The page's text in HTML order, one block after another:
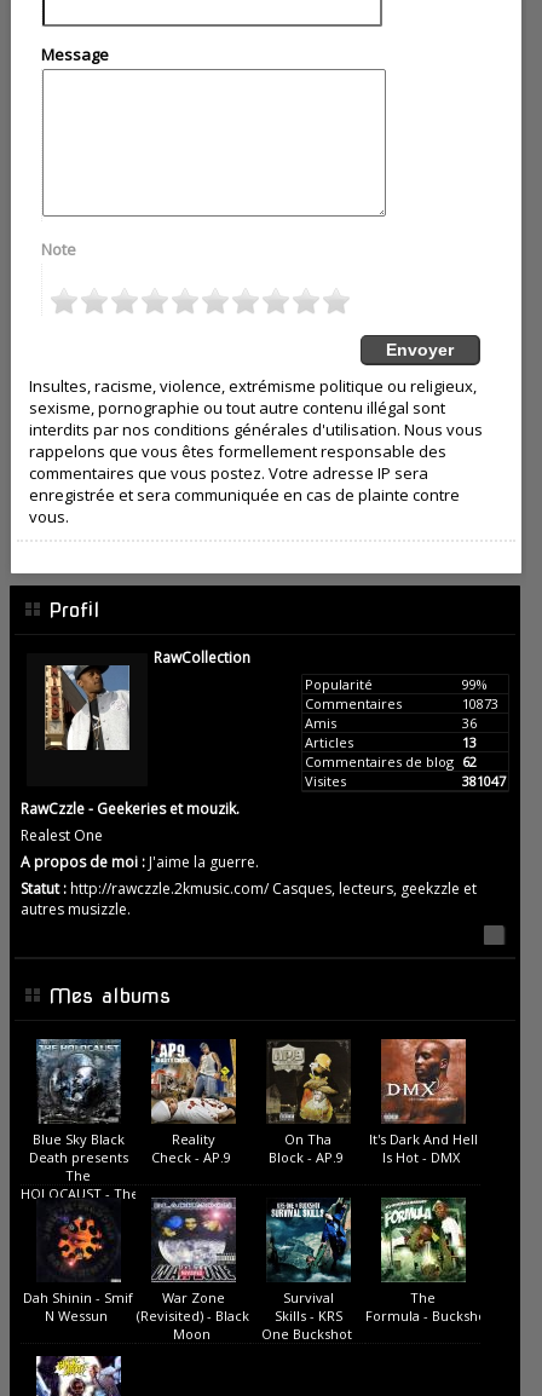
Message
Note
Insultes, racisme, violence, extrémisme politique ou religieux,
sexisme, pornographie ou tout autre contenu illégal sont
interdits par nos conditions générales d'utilisation. Nous vous
rappelons que vous êtes formellement responsable des
commentaires que vous postez. Votre adresse IP sera
enregistrée et sera communiquée en cas de plainte contre
vous.
Profil
RawCollection
Popularité
99%
Commentaires
10873
Amis
36
Articles
13
Commentaires de blog 62
Visites
381047
RawCzzle - Geekeries et mouzik.
Realest One
A propos de moi :J'aime la guerre.
Statut :http://rawczzle.2kmusic.com/ Casques, lecteurs, geekzzle et
autres musizzle.
Mes albums
Blue Sky Black
Death presents
The
HOLOCAUST - The
Holocaust
Reality
Check - AP.9
On Tha
Block - AP.9
It's Dark And Hell
Is Hot - DMX
Dah Shinin - Smif
N Wessun
War Zone
(Revisited) - Black
Moon
Survival
Skills - KRS
One Buckshot
The
Formula - Buckshot